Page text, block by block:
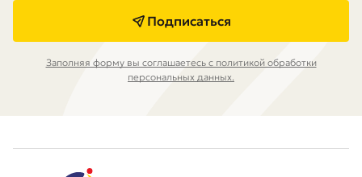
Подписаться
Заполняя форму вы соглашаетесь с политикой обработки
персональных данных.